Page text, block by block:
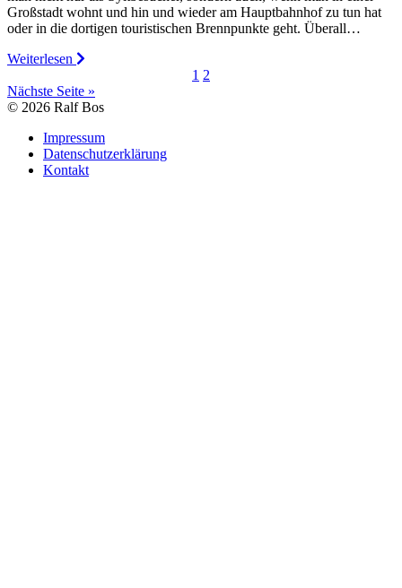
Großstadt wohnt und hin und wieder am Hauptbahnhof zu tun hat
oder in die dortigen touristischen Brennpunkte geht. Überall…
Weiterlesen
1 2
Nächste Seite »
© 2026 Ralf Bos
Impressum
Datenschutzerklärung
Kontakt